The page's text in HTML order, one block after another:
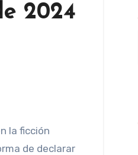
2024
de declarar